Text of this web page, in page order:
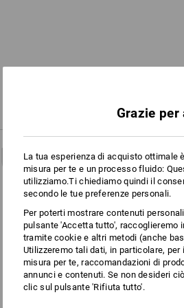
Grazie per
La tua esperienza di acquisto ottimale
misura per te e un processo fluido:
utilizziamo.Ti chiediamo quindi il
secondo le tue preferenze personali.
Per poterti mostrare contenuti
pulsante 'Accetta tutto',
tramite cookie e altri metodi (anche
Utilizzeremo tali dati, in particolare,
misura per te, raccomandazioni di
annunci e contenuti. Se non desideri
clic sul pulsante 'Rifiuta tutto'.